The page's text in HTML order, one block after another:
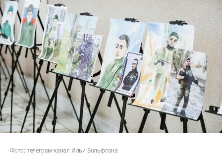
Фото: телеграм-канал Ильи Вольфсона